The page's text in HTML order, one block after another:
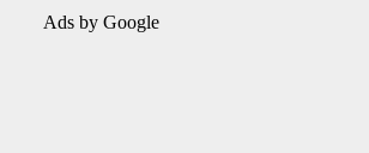
Ads by Google